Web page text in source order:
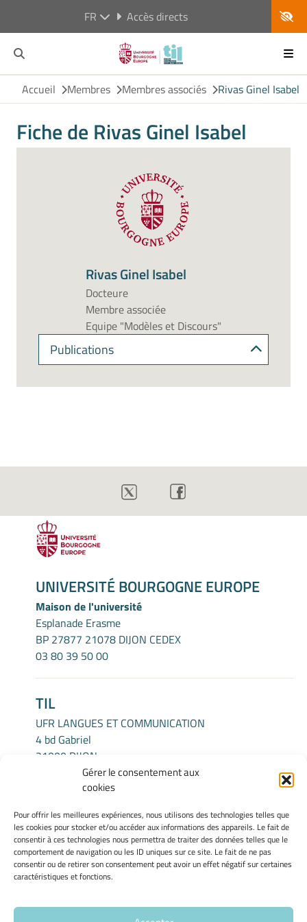
Gérer le consentement aux
cookies
Pour offrir les meilleures expériences, nous utilisons des technologies telles que
les cookies pour stocker et/ou accéder aux informations des appareils. Le fait de
consentir à ces technologies nous permettra de traiter des données telles que le
comportement de navigation ou les ID uniques sur ce site. Le fait de ne pas
consentir ou de retirer son consentement peut avoir un effet négatif sur certaines
caractéristiques et fonctions.
FR Accès directs
Accueil Membres Membres associés Rivas Ginel Isabel
Fiche de Rivas Ginel Isabel
Rivas Ginel Isabel
Docteure
Membre associée
Equipe "Modèles et Discours"
Publications
UNIVERSITÉ BOURGOGNE EUROPE
Maison de l'université
Esplanade Erasme
BP 27877 21078 DIJON CEDEX
03 80 39 50 00
TIL
UFR LANGUES ET COMMUNICATION
4 bd Gabriel
21000 DIJON
Mentions légales
Gérer mes cookies
Politique de cookies
Déclaration de confidentialité